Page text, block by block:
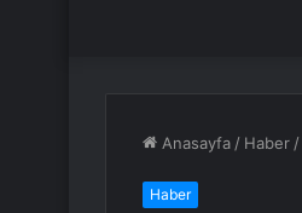
Anasayfa / Haber /
Haber